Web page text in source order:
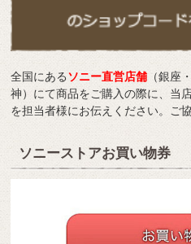
全国にあるソニー直営店舗 （銀座
神）にて商品をご購入の際に、当
を担当者様にお伝えください。ご
ソニーストアお買い物券